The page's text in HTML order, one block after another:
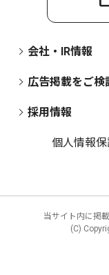
会社・IR情報
広告掲載をご検
採用情報
個人情報
当サイト内に掲
(C)